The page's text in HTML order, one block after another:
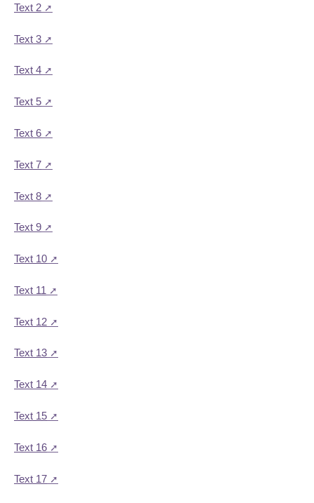
Text 2
Text 3
Text 4
Text 5
Text 6
Text 7
Text 8
Text 9
Text 10
Text 11
Text 12
Text 13
Text 14
Text 15
Text 16
Text 17